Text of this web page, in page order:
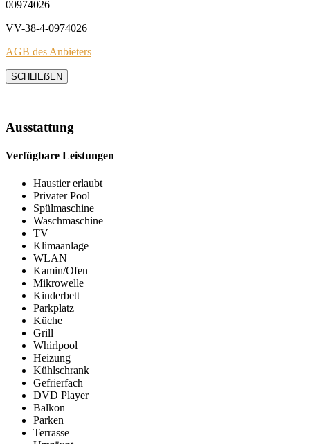
00974026
VV-38-4-0974026
AGB des Anbieters
SCHLIEẞEN
Ausstattung
Verfügbare Leistungen
Haustier erlaubt
Privater Pool
Spülmaschine
Waschmaschine
TV
Klimaanlage
WLAN
Kamin/Ofen
Mikrowelle
Kinderbett
Parkplatz
Küche
Grill
Whirlpool
Heizung
Kühlschrank
Gefrierfach
DVD Player
Balkon
Parken
Terrasse